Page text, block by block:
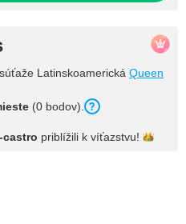
Latinskoamerická Queen
(0 bodov).
castro priblížili k víťazstvu!